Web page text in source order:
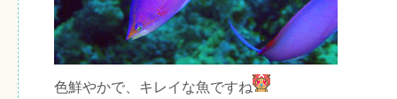
色鮮やかで、キレイな魚ですね